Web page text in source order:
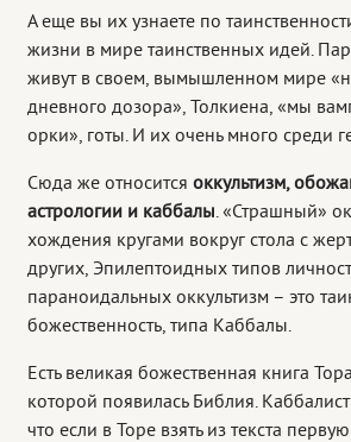
А еще вы их узнаете по
жизни в мире таинственных идей.
живут в своем, вымышленном мире
дневного дозора», Толкиена, «мы
орки», готы. И их очень много среди
Сюда же относится оккультизм,
астрологии и каббалы. «Страшный»
хождения кругами вокруг стола с
других, Эпилептоидных типов
параноидальных оккультизм – это
божественность, типа Каббалы.
Есть великая божественная книга
которой появилась Библия.
что если в Торе взять из текста